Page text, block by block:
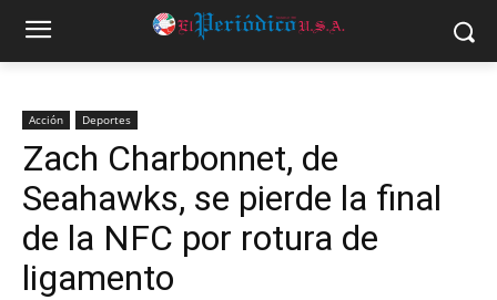
Acción Deportes
Zach Charbonnet, de
Seahawks, se pierde la final
de la NFC por rotura de
ligamento